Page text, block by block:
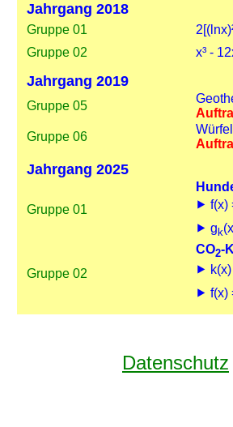
Jahrgang 2018
Gruppe 01
Gruppe 02
x³ -
Jahrgang 2019
Gruppe 05
Gruppe 06
Jahrgang 2025
Gruppe 01
⯈ f(x)
⯈ g k
Gruppe 02
CO2-
⯈ k(x)
⯈ f(x)
Datenschutz